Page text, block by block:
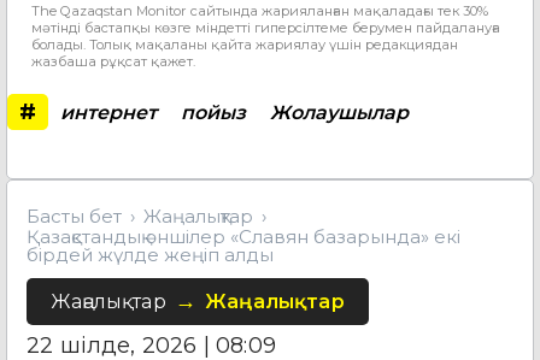
The Qazaqstan Monitor сайтында жарияланған мақаладағы тек 30%
мәтінді бастапқы көзге міндетті гиперсілтеме берумен пайдалануға
болады. Толық мақаланы қайта жариялау үшін редакциядан
жазбаша рұқсат қажет.
# интернет пойыз Жолаушылар
Басты бет
Жаңалықтар
Қазақстандық әншілер «Славян базарында» екі
бірдей жүлде жеңіп алды
Жаңалықтар Жаңалықтар
22 шілде, 2026 | 08:09